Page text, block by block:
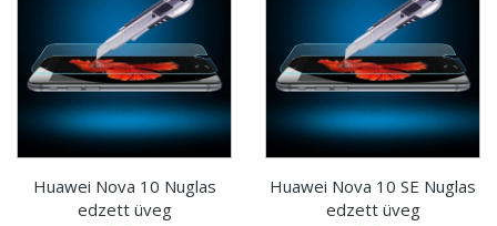
Huawei Nova 10 Nuglas
edzett üveg
Huawei Nova 10 SE Nuglas
edzett üveg